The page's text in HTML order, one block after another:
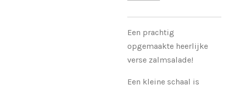
Een prachtig
opgemaakte heerlijke
verse zalmsalade!
Een kleine schaal is